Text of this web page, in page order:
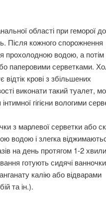
області при геморої
Після кожного спорожнення
прохолодною водою, а
паперовими серветками.
крові з збільшених
виконати такий туалет,
гігієни вологими
з марлевої серветки або
водою і злегка
на день протягом 1-2
готують сидячі
калію або відварами
та ін.).